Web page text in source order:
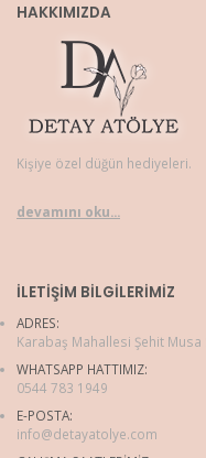
HAKKIMIZDA
Kişiye özel düğün hediyeleri.
devamını oku...
İLETIŞIM BILGILERIMIZ
ADRES:
Karabaş Mahallesi Şehit Musa
WHATSAPP HATTIMIZ:
0544 783 1949
E-POSTA:
info@detayatolye.com